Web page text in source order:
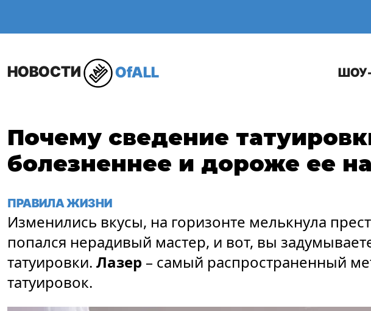
НОВОСТИ OfALL
Почему сведение
болезненнее и дороже ее
ПРАВИЛА ЖИЗНИ
Изменились вкусы, на горизонте мелькнула
попался нерадивый мастер, и вот, вы
татуировки. Лазер – самый распространенный
татуировок.